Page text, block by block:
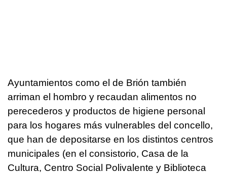
Ayuntamientos como el de Brión también
arriman el hombro y recaudan alimentos no
perecederos y productos de higiene personal
para los hogares más vulnerables del concello,
que han de depositarse en los distintos centros
municipales (en el consistorio, Casa de la
Cultura, Centro Social Polivalente y Biblioteca